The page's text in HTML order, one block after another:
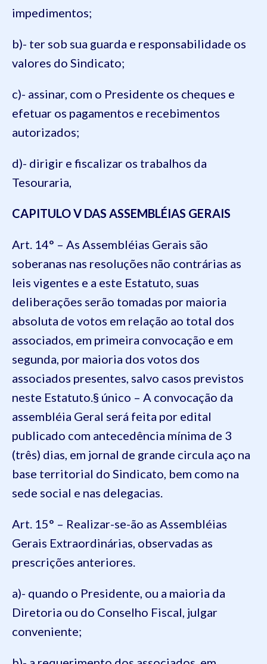
impedimentos;
b)- ter sob sua guarda e responsabilidade os
valores do Sindicato;
c)- assinar, com o Presidente os cheques e
efetuar os pagamentos e recebimentos
autorizados;
d)- dirigir e fiscalizar os trabalhos da
Tesouraria,
CAPITULO V DAS ASSEMBLÉIAS GERAIS
Art. 14° – As Assembléias Gerais são
soberanas nas resoluções não contrárias as
leis vigentes e a este Estatuto, suas
deliberações serão tomadas por maioria
absoluta de votos em relação ao total dos
associados, em primeira convocação e em
segunda, por maioria dos votos dos
associados presentes, salvo casos previstos
neste Estatuto.§ único – A convocação da
assembléia Geral será feita por edital
publicado com antecedência mínima de 3
(três) dias, em jornal de grande circula aço na
base territorial do Sindicato, bem como na
sede social e nas delegacias.
Art. 15° – Realizar-se-ão as Assembléias
Gerais Extraordinárias, observadas as
prescrições anteriores.
a)- quando o Presidente, ou a maioria da
Diretoria ou do Conselho Fiscal, julgar
conveniente;